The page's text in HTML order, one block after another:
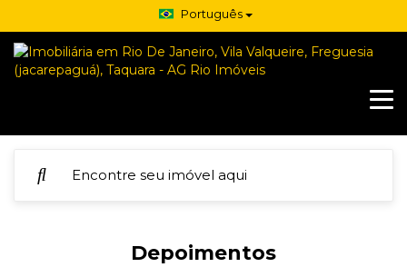
Português
Depoimentos